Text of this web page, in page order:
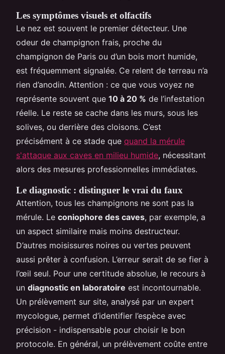
Les symptômes visuels et olfactifs
Le nez est souvent le premier détecteur. Une
odeur de champignon frais, proche du
champignon de Paris ou d’un bois mort humide,
est fréquemment signalée. Ce relent de terreau n’a
rien d’anodin. Attention : ce que vous voyez ne
représente souvent que 10 à 20 % de l’infestation
réelle. Le reste se cache dans les murs, sous les
solives, ou derrière des cloisons. C’est
précisément à ce stade que quand la mérule
s'attaque aux caves en milieu humide, nécessitant
alors des mesures professionnelles immédiates.
Le diagnostic : distinguer le vrai du faux
Attention, tous les champignons ne sont pas la
mérule. Le coniophore des caves, par exemple, a
un aspect similaire mais moins destructeur.
D’autres moisissures noires ou vertes peuvent
aussi prêter à confusion. L’erreur serait de se fier à
l’œil seul. Pour une certitude absolue, le recours à
un diagnostic en laboratoire est incontournable.
Un prélèvement sur site, analysé par un expert
mycologue, permet d’identifier l’espèce avec
précision - indispensable pour choisir le bon
protocole. En général, un prélèvement coûte entre